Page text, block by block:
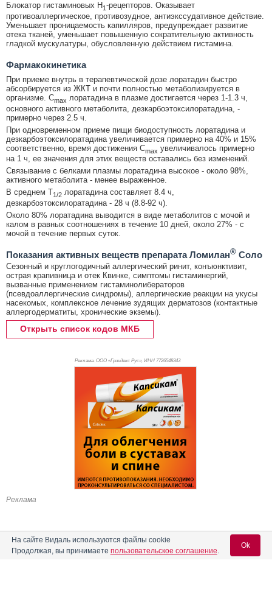
Блокатор гистаминовых Н 1-рецепторов. Оказывает
противоаллергическое, противозудное, антиэкссудативное действие.
Уменьшает проницаемость капилляров, предупреждает развитие
отека тканей, уменьшает повышенную сократительную активность
гладкой мускулатуры, обусловленную действием гистамина.
Фармакокинетика
При приеме внутрь в терапевтической дозе лоратадин быстро
абсорбируется из ЖКТ и почти полностью метаболизируется в
организме. Cmax лоратадина в плазме достигается через 1-1.3 ч,
основного активного метаболита, дезкарбоэтоксилоратадина, -
примерно через 2.5 ч.
При одновременном приеме пищи биодоступность лоратадина и
дезкарбоэтоксилоратадина увеличивается примерно на 40% и 15%
соответственно, время достижения Cmax увеличивалось примерно
на 1 ч, ее значения для этих веществ оставались без изменений.
Связывание с белками плазмы лоратадина высокое - около 98%,
активного метаболита - менее выраженное.
В среднем T1/2 лоратадина составляет 8.4 ч,
дезкарбоэтоксилоратадина - 28 ч (8.8-92 ч).
Около 80% лоратадина выводится в виде метаболитов с мочой и
калом в равных соотношениях в течение 10 дней, около 27% - с
мочой в течение первых суток.
Показания активных веществ препарата Ломилан® Соло
Сезонный и круглогодичный аллергический ринит, конъюнктивит,
острая крапивница и отек Квинке, симптомы гистаминергий,
вызванные применением гистаминолибераторов
(псевдоаллергические синдромы), аллергические реакции на укусы
насекомых, комплексное лечение зудящих дерматозов (контактные
аллергодерматиты, хронические экземы).
Открыть список кодов МКБ
Реклама. ООО «Гриндекс Рус», ИНН 7726548343
Реклама
На сайте Видаль используются файлы cookie
Продолжая, вы принимаете пользовательское соглашение.
Ok